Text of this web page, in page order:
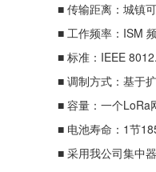
■ 传输距离：城镇
■ 工作频率：ISM
■ 标准：IEEE
■ 调制方式：基于
■ 容量：一个LoRa
■ 电池寿命：1节
■ 采用我公司集中